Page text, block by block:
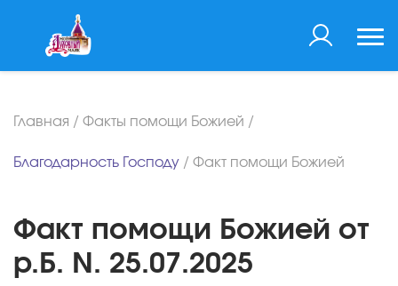
Главная / Факты помощи Божией /
Благодарность Господу / Факт помощи Божией
Факт помощи Божией от
р.Б. N. 25.07.2025